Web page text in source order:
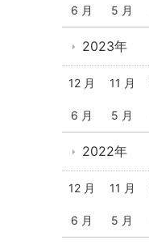
6 月 5 月
2023年
12 月 11 月
6 月 5 月
2022年
12 月 11 月
6 月 5 月